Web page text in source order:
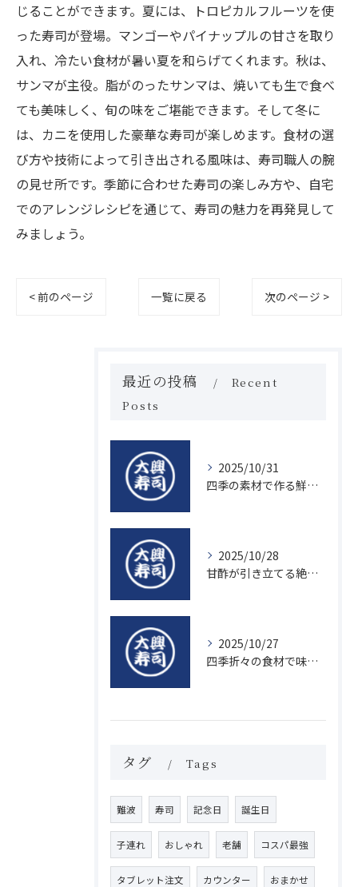
じることができます。夏には、トロピカルフルーツを使
った寿司が登場。マンゴーやパイナップルの甘さを取り
入れ、冷たい食材が暑い夏を和らげてくれます。秋は、
サンマが主役。脂がのったサンマは、焼いても生で食べ
ても美味しく、旬の味をご堪能できます。そして冬に
は、カニを使用した豪華な寿司が楽しめます。食材の選
び方や技術によって引き出される風味は、寿司職人の腕
の見せ所です。季節に合わせた寿司の楽しみ方や、自宅
でのアレンジレシピを通じて、寿司の魅力を再発見して
みましょう。
< 前のページ 一覧に戻る 次のページ >
最近の投稿
Recent
Posts
2025/10/31
四季の素材で作る鮮度抜群の握り寿司の魅力
2025/10/28
甘酢が引き立てる絶品寿司のシャリの秘密
2025/10/27
四季折々の食材で味わう絶品握り寿司の魅力
タグ Tags
難波 寿司 記念日 誕生日
子連れ おしゃれ 老舗 コスパ最強
タブレット注文 カウンター おまかせ